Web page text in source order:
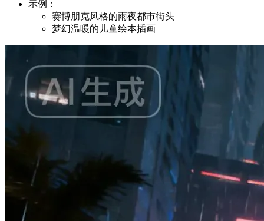
示例：
赛博朋克风格的雨夜都市街头
梦幻温暖的儿童绘本插画